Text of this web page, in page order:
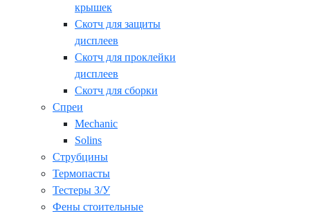
крышек
Скотч для защиты
дисплеев
Скотч для проклейки
дисплеев
Скотч для сборки
Спреи
Mechanic
Solins
Струбцины
Термопасты
Тестеры З/У
Фены стоительные